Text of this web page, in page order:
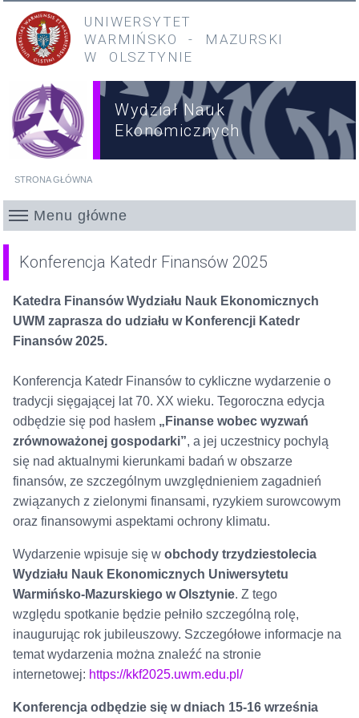
Przejdź do treści
Przejdź do menu głównego
UNIWERSYTET
WARMIŃSKO
- MAZURSKI
W OLSZTYNIE
Wydział Nauk
Ekonomicznych
STRONA GŁÓWNA
Menu główne
Konferencja Katedr Finansów 2025
Katedra Finansów Wydziału Nauk Ekonomicznych
UWM zaprasza do udziału w Konferencji Katedr
Finansów 2025.
Konferencja Katedr Finansów to cykliczne wydarzenie o
tradycji sięgającej lat 70. XX wieku. Tegoroczna edycja
odbędzie się pod hasłem „Finanse wobec wyzwań
zrównoważonej gospodarki”, a jej uczestnicy pochylą
się nad aktualnymi kierunkami badań w obszarze
finansów, ze szczególnym uwzględnieniem zagadnień
związanych z zielonymi finansami, ryzykiem surowcowym
oraz finansowymi aspektami ochrony klimatu.
Wydarzenie wpisuje się w obchody trzydziestolecia
Wydziału Nauk Ekonomicznych Uniwersytetu
Warmińsko-Mazurskiego w Olsztynie. Z tego
względu spotkanie będzie pełniło szczególną rolę,
inaugurując rok jubileuszowy. Szczegółowe informacje na
temat wydarzenia można znaleźć na stronie
internetowej: https://kkf2025.uwm.edu.pl/
Konferencja odbędzie się w dniach 15-16 września